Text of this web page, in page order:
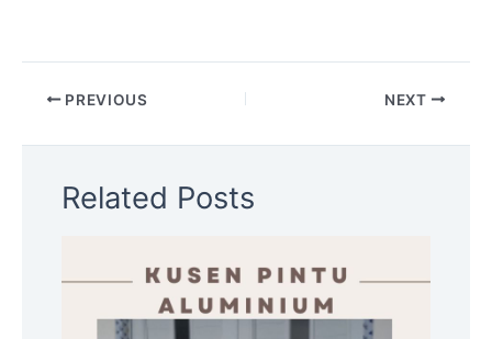
PREVIOUS NEXT
Related Posts